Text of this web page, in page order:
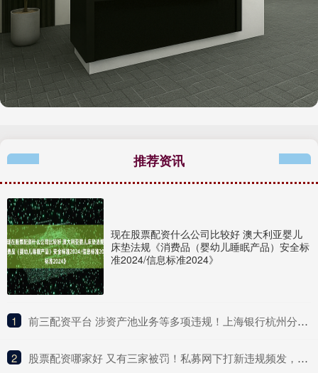
推荐资讯
现在股票配资什么公司比较好 澳大利亚婴儿
床垫法规《消费品（婴幼儿睡眠产品）安全标
准2024/信息标准2024》
1 ​前三配资平台 涉资产池业务等多项违规！上海银行杭州分行被罚380万元
2 ​股票配资哪家好 又有三家被罚！私募网下打新违规频发，这家私募被拉入“黑名单”